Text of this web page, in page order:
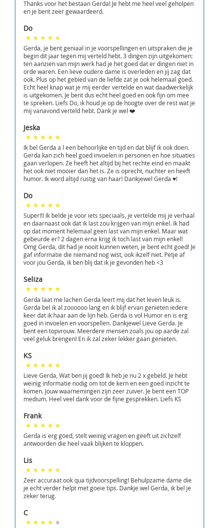
Thanks voor het bestaan Gerda! Je hebt me heel veel geholpen
en je bent zeer gewaardeerd.
Do
Gerda, je bent geniaal in je voorspellingen en uitspraken die je
begin dit jaar tegen mij verteld hebt. 3 dingen zijn uitgekomen:
ten aanzien van mijn werk had je het goed dat er dingen niet in
orde waren. Een lieve oudere dame is overleden en jij zag dat
ook. Plus op het gebied van de liefde zat je ook helemaal goed.
Echt heel knap wat je mij eerder vertelde en wat daadwerkelijk
is uitgekomen. Je bent dus echt heel goed en ook fijn om mee
te spreken. Liefs Do, ik houd je op de hoogte over de rest wat je
mij vanavond verteld hebt. Dank je wel ❤️
Jeska
Ik bel Gerda a l een behoorlijke en tijd en dat blijf ik ook doen.
Gerda kan zich heel goed invoelen in personen en hoe situaties
gaan verlopen. Ze heeft het altijd bij het rechte eind en maakt
het ook niet mooier dan het is. Ze is oprecht, nuchter en heeft
humor. Ik word altijd rustig van haar! Dankjewel Gerda ♥!
Do
Super!!! Ik belde je voor iets speciaals, je vertelde mij je verhaal
en daarnaast ook dat ik last zou krijgen van mijn enkel. Ik had
op dat moment helemaal geen last van mijn enkel. Maar wat
gebeurde er? 2 dagen erna krijg ik toch last van mijn enkel!
Omg Gerda, dit had je nooit kunnen weten, je bent echt goed! Je
gaf informatie die niemand nog wist, ook ikzelf niet. Petje af
voor jou Gerda, ik ben blij dat ik je gevonden heb <3
Seliza
Gerda laat me lachen Gerda leert mij dat het leven leuk is.
Gerda bel ik al zoooooo lang en ik blijf ervan genieten iedere
keer dat ik haar aan de lijn heb. Gerda is vol Humor en is erg
goed in invoelen en voorspellen. Dankjewel Lieve Gerda. Je
bent een topvrouw. Meerdere mensen zoals jou op aarde zal
veel geluk brengen! En ik zal zeker lekker gaan genieten.
KS
Lieve Gerda, Wat ben jij goed! Ik heb je nu 2 x gebeld. Je hebt
weinig informatie nodig om tot de kern en een goed inzicht te
komen. Jouw waarnemingen zijn zeer zuiver. Je bent een TOP
medium. Heel veel dank voor de fijne gesprekken. Liefs KS
Frank
Gerda is erg goed, stelt weinig vragen en geeft uit zichzelf
antwoorden die heel vaak blijken te kloppen.
Lis
Zeer accuraat ook qua tijdvoorspelling! Behulpzame dame die
je echt verder helpt met goeie tips. Dankje wel Gerda, ik bel je
zeker terug.
C